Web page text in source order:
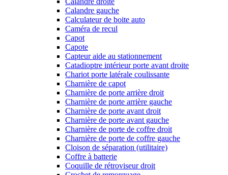
Calandre gauche
Calculateur de boite auto
Caméra de recul
Capot
Capote
Capteur aide au stationnement
Catadioptre intérieur porte avant droite
Chariot porte latérale coulissante
Charnière de capot
Charnière de porte arrière droit
Charnière de porte arrière gauche
Charnière de porte avant droit
Charnière de porte avant gauche
Charnière de porte de coffre droit
Charnière de porte de coffre gauche
Cloison de séparation (utilitaire)
Coffre à batterie
Coquille de rétroviseur droit